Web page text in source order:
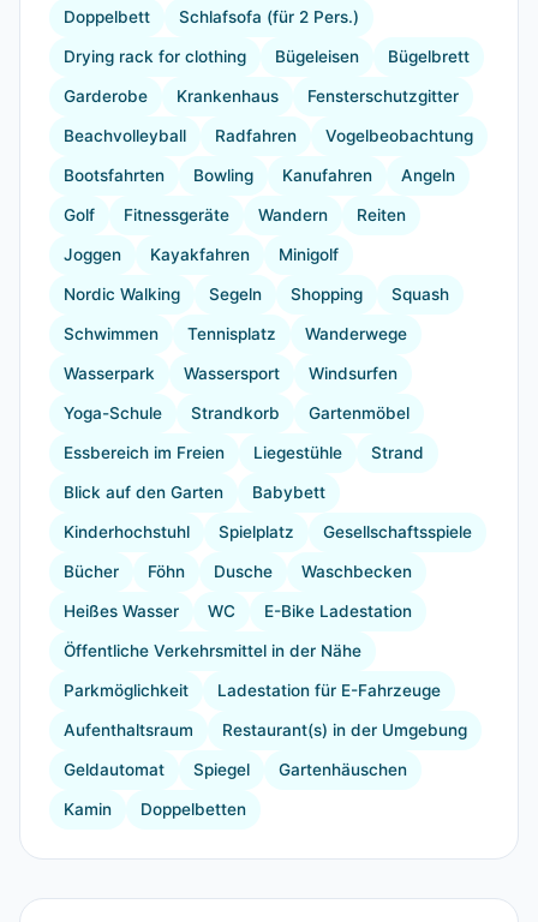
Doppelbett Schlafsofa (für 2 Pers.)
Drying rack for clothing Bügeleisen Bügelbrett
Garderobe Krankenhaus Fensterschutzgitter
Beachvolleyball Radfahren Vogelbeobachtung
Bootsfahrten Bowling Kanufahren Angeln
Golf Fitnessgeräte Wandern Reiten
Joggen Kayakfahren Minigolf
Nordic Walking Segeln Shopping Squash
Schwimmen Tennisplatz Wanderwege
Wasserpark Wassersport Windsurfen
Yoga-Schule Strandkorb Gartenmöbel
Essbereich im Freien Liegestühle Strand
Blick auf den Garten Babybett
Kinderhochstuhl Spielplatz Gesellschaftsspiele
Bücher Föhn Dusche Waschbecken
Heißes Wasser WC E-Bike Ladestation
Öffentliche Verkehrsmittel in der Nähe
Parkmöglichkeit Ladestation für E-Fahrzeuge
Aufenthaltsraum Restaurant(s) in der Umgebung
Geldautomat Spiegel Gartenhäuschen
Kamin Doppelbetten